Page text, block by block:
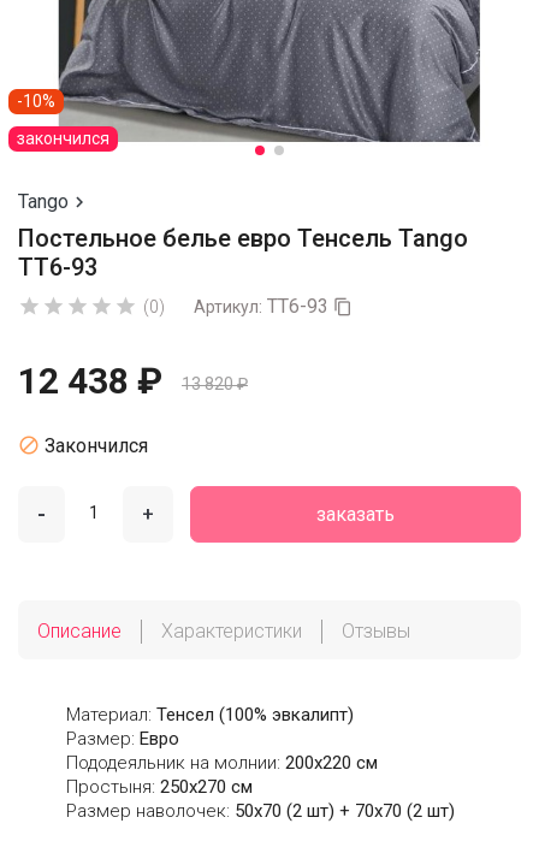
-10%
закончился
Tango 
Постельное белье евро Тенсель Tango
TT6-93
     (0) Артикул: TT6-93 
12 438 ₽ 13 820 ₽
 Закончился
- + заказать
Описание Характеристики Отзывы
Материал: Тенсел (100% эвкалипт)
Размер: Евро
Пододеяльник на молнии: 200х220 см
Простыня: 250х270 см
Размер наволочек: 50x70 (2 шт) + 70x70 (2 шт)